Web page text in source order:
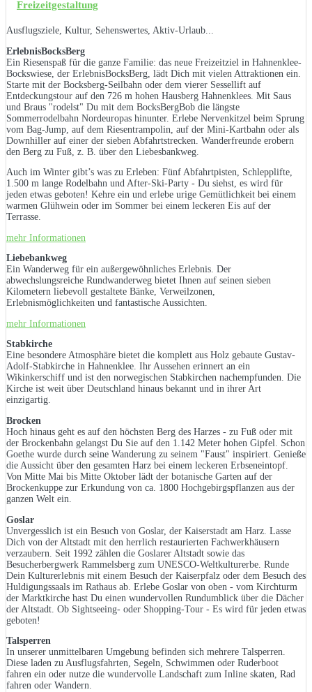
Freizeitgestaltung
Ausflugsziele, Kultur, Sehenswertes, Aktiv-Urlaub...
ErlebnisBocksBerg
Ein Riesenspaß für die ganze Familie: das neue Freizeitziel in Hahnenklee-
Bockswiese, der ErlebnisBocksBerg, lädt Dich mit vielen Attraktionen ein.
Starte mit der Bocksberg-Seilbahn oder dem vierer Sessellift auf
Entdeckungstour auf den 726 m hohen Hausberg Hahnenklees. Mit Saus
und Braus "rodelst" Du mit dem BocksBergBob die längste
Sommerrodelbahn Nordeuropas hinunter. Erlebe Nervenkitzel beim Sprung
vom Bag-Jump, auf dem Riesentrampolin, auf der Mini-Kartbahn oder als
Downhiller auf einer der sieben Abfahrtstrecken. Wanderfreunde erobern
den Berg zu Fuß, z. B. über den Liebesbankweg.
Auch im Winter gibt’s was zu Erleben: Fünf Abfahrtpisten, Schlepplifte,
1.500 m lange Rodelbahn und After-Ski-Party - Du siehst, es wird für
jeden etwas geboten! Kehre ein und erlebe urige Gemütlichkeit bei einem
warmen Glühwein oder im Sommer bei einem leckeren Eis auf der
Terrasse.
mehr Informationen
Liebebankweg
Ein Wanderweg für ein außergewöhnliches Erlebnis. Der
abwechslungsreiche Rundwanderweg bietet Ihnen auf seinen sieben
Kilometern liebevoll gestaltete Bänke, Verweilzonen,
Erlebnismöglichkeiten und fantastische Aussichten.
mehr Informationen
Stabkirche
Eine besondere Atmosphäre bietet die komplett aus Holz gebaute Gustav-
Adolf-Stabkirche in Hahnenklee. Ihr Aussehen erinnert an ein
Wikinkerschiff und ist den norwegischen Stabkirchen nachempfunden. Die
Kirche ist weit über Deutschland hinaus bekannt und in ihrer Art
einzigartig.
Brocken
Hoch hinaus geht es auf den höchsten Berg des Harzes - zu Fuß oder mit
der Brockenbahn gelangst Du Sie auf den 1.142 Meter hohen Gipfel. Schon
Goethe wurde durch seine Wanderung zu seinem "Faust" inspiriert. Genieße
die Aussicht über den gesamten Harz bei einem leckeren Erbseneintopf.
Von Mitte Mai bis Mitte Oktober lädt der botanische Garten auf der
Brockenkuppe zur Erkundung von ca. 1800 Hochgebirgspflanzen aus der
ganzen Welt ein.
Goslar
Unvergesslich ist ein Besuch von Goslar, der Kaiserstadt am Harz. Lasse
Dich von der Altstadt mit den herrlich restaurierten Fachwerkhäusern
verzaubern. Seit 1992 zählen die Goslarer Altstadt sowie das
Besucherbergwerk Rammelsberg zum UNESCO-Weltkulturerbe. Runde
Dein Kulturerlebnis mit einem Besuch der Kaiserpfalz oder dem Besuch des
Huldigungssaals im Rathaus ab. Erlebe Goslar von oben - vom Kirchturm
der Marktkirche hast Du einen wundervollen Rundumblick über die Dächer
der Altstadt. Ob Sightseeing- oder Shopping-Tour - Es wird für jeden etwas
geboten!
Talsperren
In unserer unmittelbaren Umgebung befinden sich mehrere Talsperren.
Diese laden zu Ausflugsfahrten, Segeln, Schwimmen oder Ruderboot
fahren ein oder nutze die wundervolle Landschaft zum Inline skaten, Rad
fahren oder Wandern.